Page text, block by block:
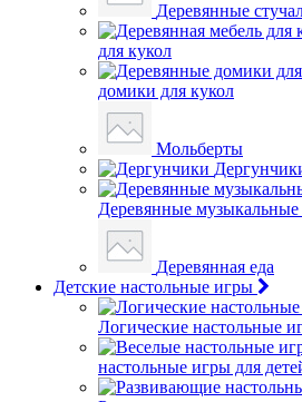
Деревянные
для кукол
домики для кукол
Мольберты
Деревянные
Деревянная еда
Детские настольные игры
Логические настольные
настольные игры для